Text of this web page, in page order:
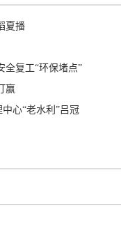
夏播
全复工“环保堵点”
赢
心“老水利”吕冠